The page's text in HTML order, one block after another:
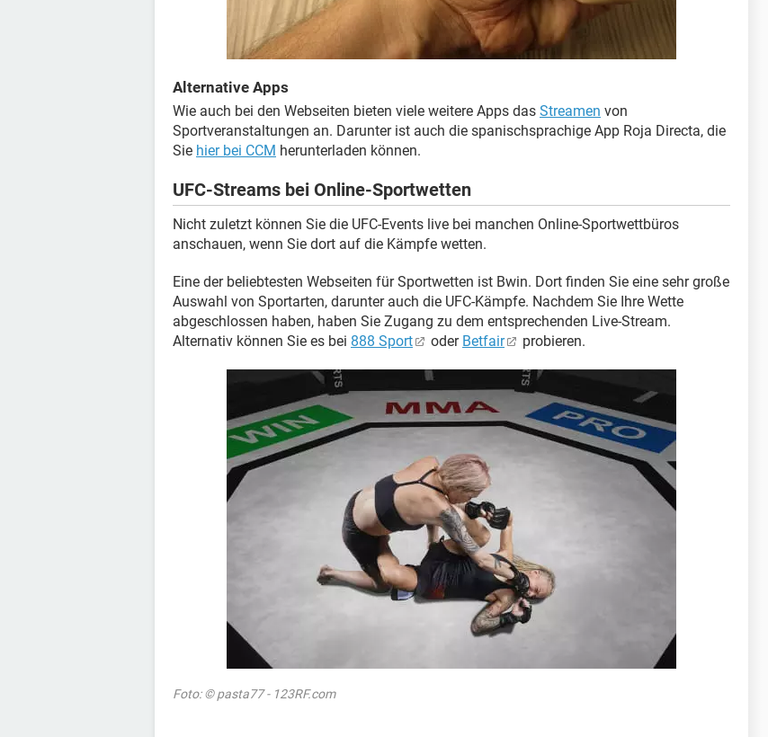
Alternative Apps
Wie auch bei den Webseiten bieten viele weitere Apps das Streamen von
Sportveranstaltungen an. Darunter ist auch die spanischsprachige App Roja Directa, die
Sie hier bei CCM herunterladen können.
UFC-Streams bei Online-Sportwetten
Nicht zuletzt können Sie die UFC-Events live bei manchen Online-Sportwettbüros
anschauen, wenn Sie dort auf die Kämpfe wetten.
Eine der beliebtesten Webseiten für Sportwetten ist Bwin. Dort finden Sie eine sehr große
Auswahl von Sportarten, darunter auch die UFC-Kämpfe. Nachdem Sie Ihre Wette
abgeschlossen haben, haben Sie Zugang zu dem entsprechenden Live-Stream.
Alternativ können Sie es bei 888 Sport oder Betfair probieren.
Foto: © pasta77 - 123RF.com